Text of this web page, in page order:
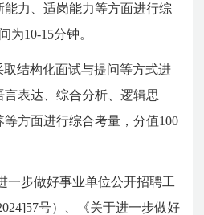
力、适岗能力等方面进行综
为10-15分钟。
结构化面试与提问等方式进
表达、综合分析、逻辑思
方面进行综合考量，分值100
一步做好事业单位公开招聘工
号）、《关于进一步做好